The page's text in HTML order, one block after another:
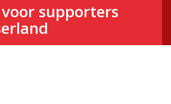
supporters